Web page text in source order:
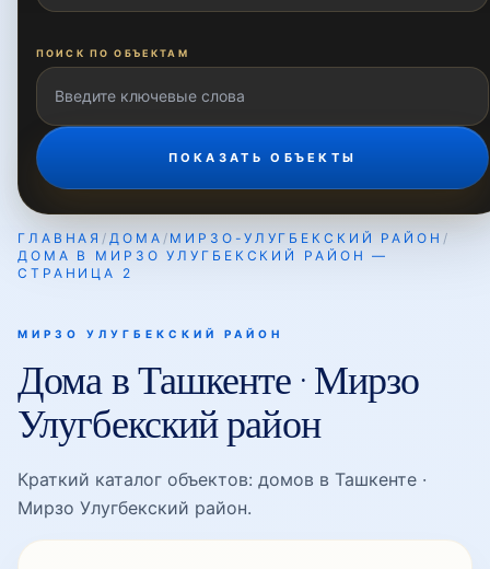
Карасу-3
Карасу-4
Корасув
Ломоносова
ПОИСК ПО ОБЪЕКТАМ
ПОКАЗАТЬ ОБЪЕКТЫ
ГЛАВНАЯ /ДОМА / МИРЗО-УЛУГБЕКСКИЙ РАЙОН /
ДОМА В МИРЗО УЛУГБЕКСКИЙ РАЙОН —
СТРАНИЦА 2
МИРЗО УЛУГБЕКСКИЙ РАЙОН
Дома в Ташкенте · Мирзо
Улугбекский район
Краткий каталог объектов: домов в Ташкенте ·
Мирзо Улугбекский район.